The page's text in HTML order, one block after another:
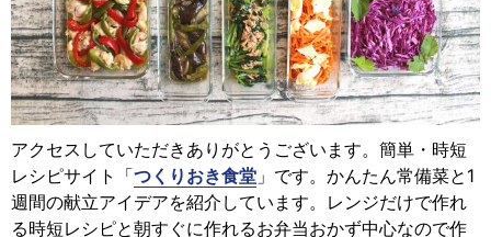
アクセスしていただきありがとうございます。簡単・時短
レシピサイト「つくりおき食堂 」です。かんたん常備菜と1
週間の献立アイデアを紹介しています。レンジだけで作れ
る時短レシピと朝すぐに作れるお弁当おかず中心なので作